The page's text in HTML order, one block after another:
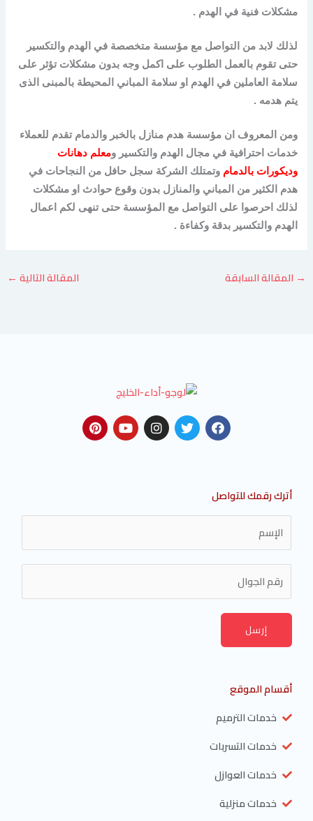
مشكلات فنية في الهدم .
لذلك لابد من التواصل مع مؤسسة متخصصة في الهدم والتكسير
حتى تقوم بالعمل الطلوب على اكمل وجه بدون مشكلات تؤثر على
سلامة العاملين في الهدم او سلامة المباني المحيطة بالمبنى الذى
يتم هدمه .
ومن المعروف ان مؤسسة هدم منازل بالخبر والدمام تقدم للعملاء
خدمات احترافية في مجال الهدم والتكسير ومعلم دهانات
وديكورات بالدمام وتمتلك الشركة سجل حافل من النجاحات في
هدم الكثير من المباني والمنازل بدون وقوع حوادث او مشكلات
لذلك احرصوا على التواصل مع المؤسسة حتى تنهى لكم اعمال
الهدم والتكسير بدقة وكفاءة .
→ المقالة السابقة المقالة التالية ←
F
a
c
o
k
T
w
i
I
n
s
m
Y
o
u
P
i
n
t
أترك رقمك للتواصل
m
*
m
e
s
إرسل
أقسام الموقع
خدمات الترميم
خدمات التسربات
خدمات العوازل
خدمات منزلية